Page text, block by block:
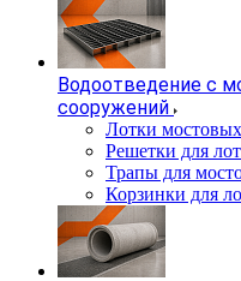
Водоотведение с
сооружений
Лотки
Решетки для
Трапы для
Корзинки для